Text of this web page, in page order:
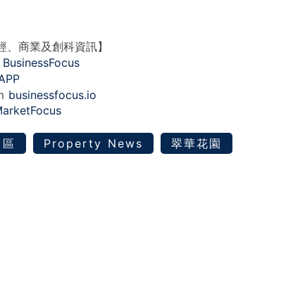
、商業及創科資訊】
BusinessFocus
businessfocus.io
Property News 翠華花園